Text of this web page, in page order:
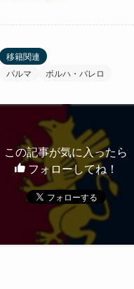
移籍関連
パルマ ボルハ・バレロ
この記事が気に入ったら
フォローしてね！